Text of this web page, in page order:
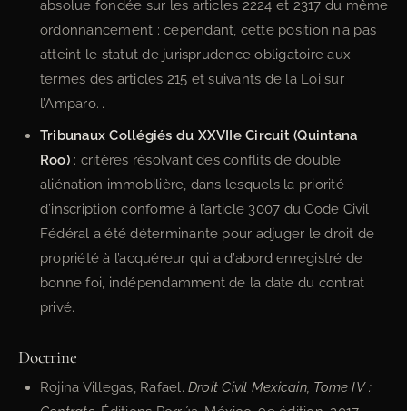
absolue fondée sur les articles 2224 et 2317 du même
ordonnancement ; cependant, cette position n’a pas
atteint le statut de jurisprudence obligatoire aux
termes des articles 215 et suivants de la Loi sur
l’Amparo..
Tribunaux Collégiés du XXVIIe Circuit (Quintana
Roo): critères résolvant des conflits de double
aliénation immobilière, dans lesquels la priorité
d’inscription conforme à l’article 3007 du Code Civil
Fédéral a été déterminante pour adjuger le droit de
propriété à l’acquéreur qui a d’abord enregistré de
bonne foi, indépendamment de la date du contrat
privé.
Doctrine
Rojina Villegas, Rafael. Droit Civil Mexicain, Tome IV :